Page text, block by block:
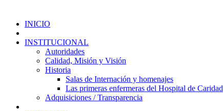
INICIO
INSTITUCIONAL
Autoridades
Calidad, Misión y Visión
Historia
Salas de Internación y homenajes
Las primeras enfermeras del Hospital de Caridad
Adquisiciones / Transparencia